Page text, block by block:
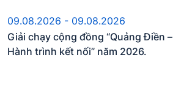
09.08.2026 - 09.08.2026
Giải chạy cộng đồng “Quảng Điền –
Hành trình kết nối” năm 2026.